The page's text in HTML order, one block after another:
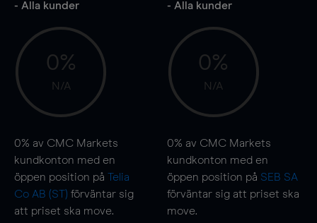
- Alla kunder
0%
N/A
0% av CMC Markets
kundkonton med en
öppen position på Telia
Co AB (ST) förväntar sig
att priset ska move.
- Alla kunder
0%
N/A
0% av CMC Markets
kundkonton med en
öppen position på SEB SA
förväntar sig att priset ska
move.